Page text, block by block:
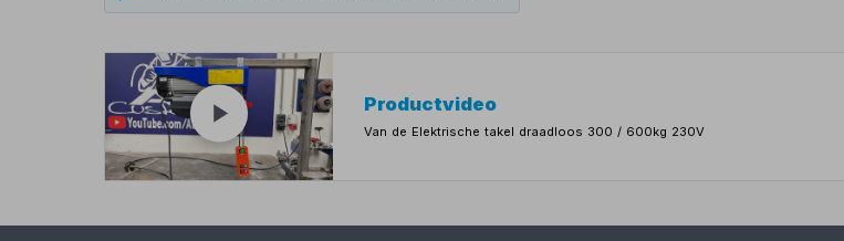
Productvideo
Van de Elektrische takel draadloos 300 / 600kg 230V